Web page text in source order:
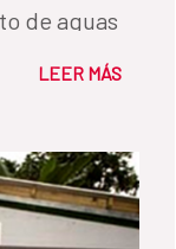
de aguas
y
LEER MÁS